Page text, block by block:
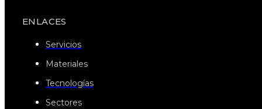
ENLACES
Servicios
Materiales
Tecnologías
Sectores